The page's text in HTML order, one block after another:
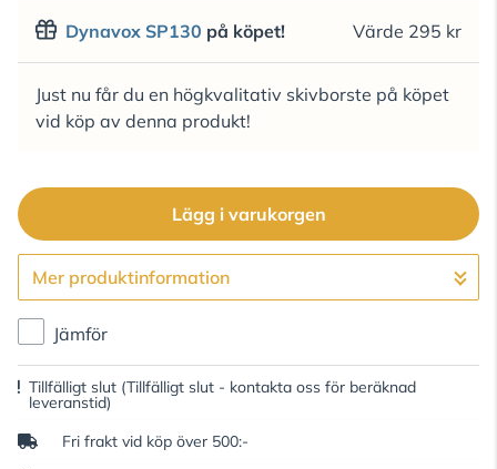
Dynavox SP130 på köpet! Värde 295 kr
Just nu får du en högkvalitativ skivborste på köpet
vid köp av denna produkt!
Lägg i varukorgen
Gå till kassan
Mer produktinformation
Jämför
Tillfälligt slut (Tillfälligt slut - kontakta oss för beräknad
leveranstid)
Fri frakt vid köp över 500:-